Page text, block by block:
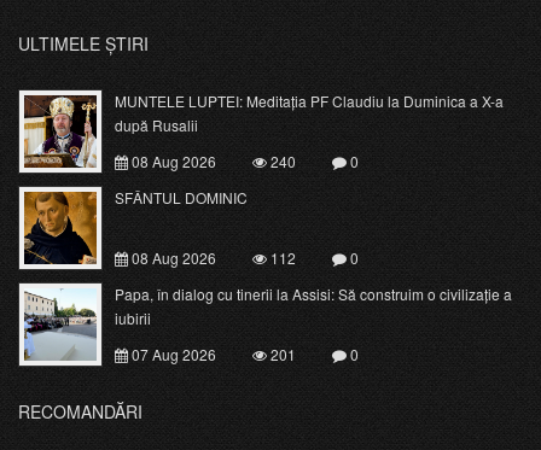
ULTIMELE ȘTIRI
MUNTELE LUPTEI: Meditația PF Claudiu la Duminica a X-a
după Rusalii
08 Aug 2026
240
0
SFÂNTUL DOMINIC
08 Aug 2026 112
0
Papa, în dialog cu tinerii la Assisi: Să construim o civilizație a
iubirii
07 Aug 2026
201 0
RECOMANDĂRI